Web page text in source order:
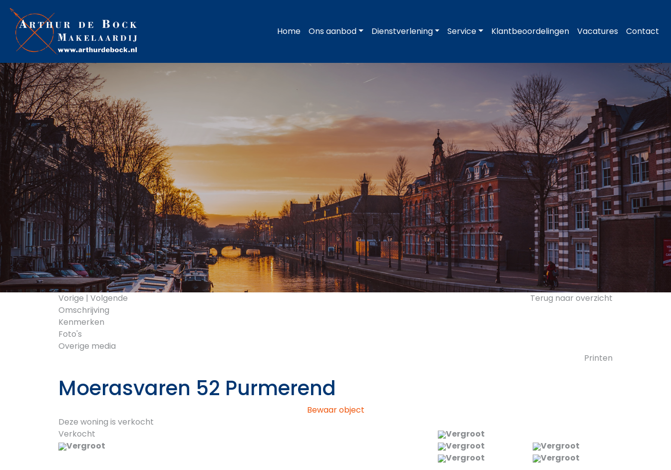
Home Ons aanbod Dienstverlening Service Klantbeoordelingen Vacatures Contact
Vorige | Volgende
Terug naar overzicht
Omschrijving
Kenmerken
Foto's
Overige media
Printen
Moerasvaren 52 Purmerend
Bewaar object
Deze woning is verkocht
Verkocht
Vergroot
Vergroot
Vergroot
Vergroot
Vergroot
Vergroot